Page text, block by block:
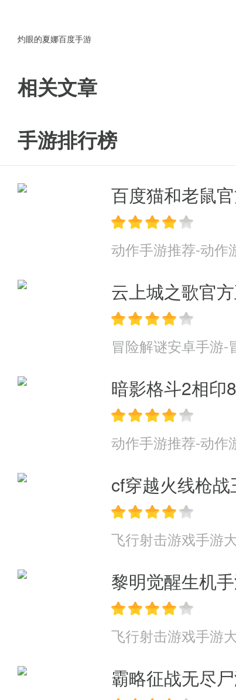
●炫酷羽翼，豪华坐骑；
灼眼的夏娜百度手游
相关文章
手游排行榜
百度猫和老鼠
动作手游推荐-动作
云上城之歌官
冒险解谜安卓手游-
暗影格斗2相印
动作手游推荐-动作
cf穿越火线枪
飞行射击游戏手游
黎明觉醒生机
飞行射击游戏手游
霸略征战无尽